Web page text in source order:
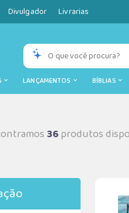
Divulgador Livrarias
LANÇAMENTOS BÍBLIAS
36produtos